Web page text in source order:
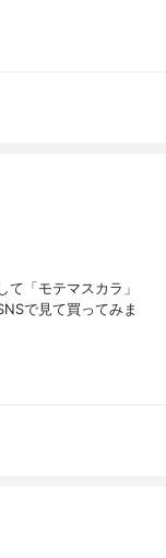
「モテマスカラ」
で見て買ってみま